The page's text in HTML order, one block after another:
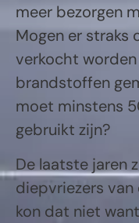
meer bezorgen
Mogen er straks
verkocht
brandstoffen
moet minstens
gebruikt zijn?
De laatste jaren
diepvriezers van
kon dat niet